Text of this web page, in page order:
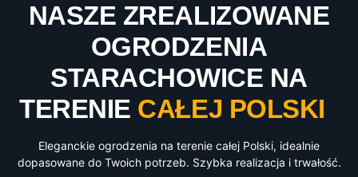
NASZE ZREALIZOWANE
OGRODZENIA
STARACHOWICE NA
TERENIE CAŁEJ POLSKI
Eleganckie ogrodzenia na terenie całej Polski, idealnie
dopasowane do Twoich potrzeb. Szybka realizacja i trwałość.